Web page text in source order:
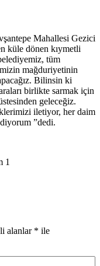
Mahallesi Gezici
küle dönen kıymetli
tüm
mağduriyetinin
Bilinsin ki
birlikte sarmak için
geleceğiz.
iletiyor, her daim
”dedi.
alanlar * ile